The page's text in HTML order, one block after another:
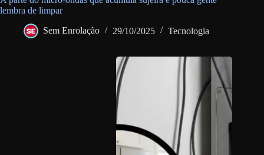
lembra de limpar
Sem Enrolação 29/10/2025 Tecnologia